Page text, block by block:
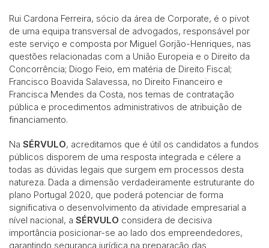
Rui Cardona Ferreira, sócio da área de Corporate, é o pivot
de uma equipa transversal de advogados, responsável por
este serviço e composta por Miguel Gorjão-Henriques, nas
questões relacionadas com a União Europeia e o Direito da
Concorrência; Diogo Feio, em matéria de Direito Fiscal;
Francisco Boavida Salavessa, no Direito Financeiro e
Francisca Mendes da Costa, nos temas de contratação
pública e procedimentos administrativos de atribuição de
financiamento.
Na SÉRVULO, acreditamos que é útil os candidatos a fundos
públicos disporem de uma resposta integrada e célere a
todas as dúvidas legais que surgem em processos desta
natureza. Dada a dimensão verdadeiramente estruturante do
plano Portugal 2020, que poderá potenciar de forma
significativa o desenvolvimento da atividade empresarial a
nível nacional, a SÉRVULO considera de decisiva
importância posicionar-se ao lado dos empreendedores,
garantindo segurança jurídica na preparação das